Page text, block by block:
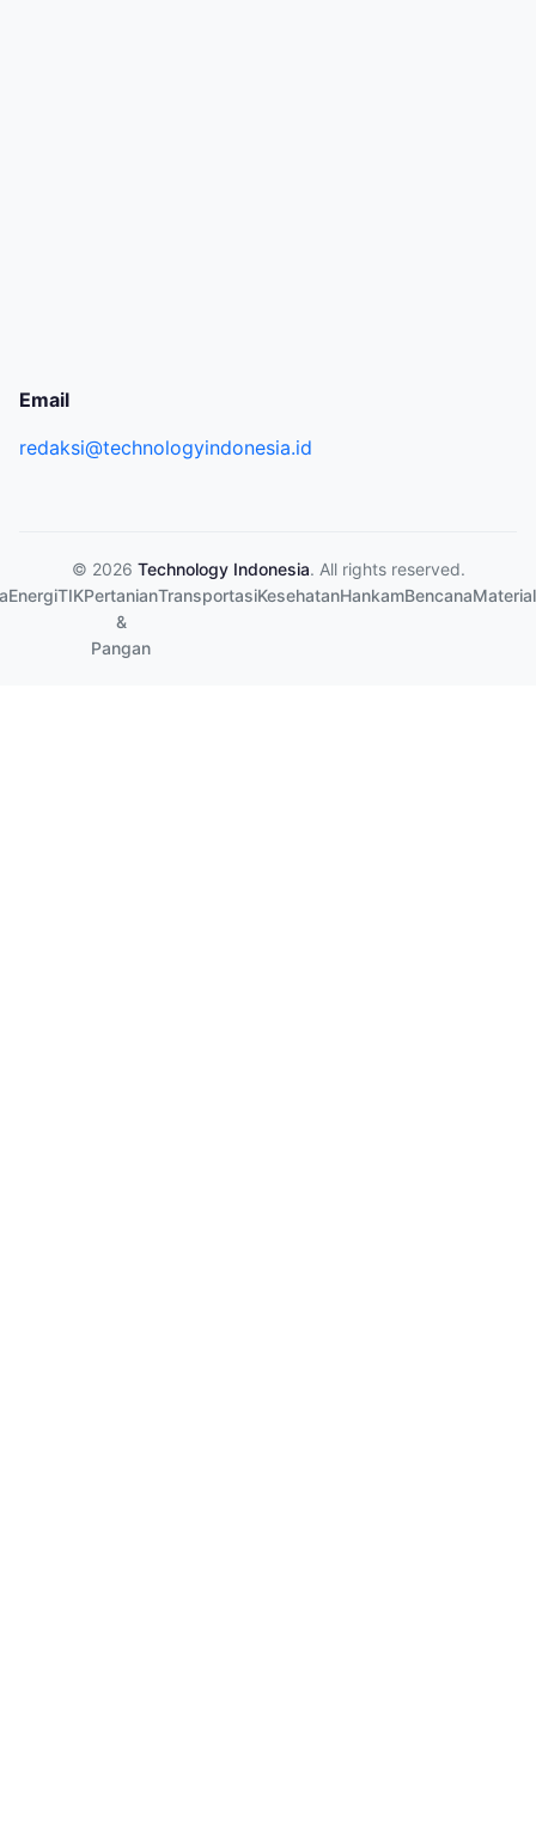
Email
redaksi@technologyindonesia.id
© 2026 Technology Indonesia. All rights reserved.
EnergiTIKPertanian
&
Pangan
TransportasiKesehatanHankamBencanaMaterial